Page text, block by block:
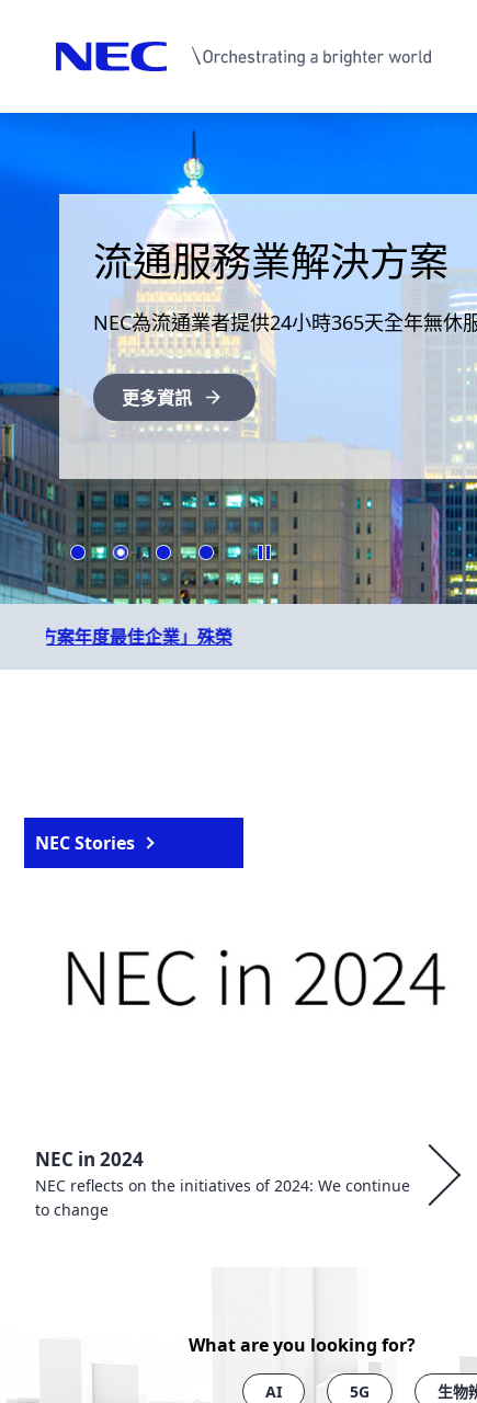
智慧航空解決方案
享受機場的無縫體驗
更多資訊
流通服務業解決方案
NEC為流通業者提供24小時365天全年無休
更多資訊
公共安全
維護更美好的未來
更多資訊
生物辨識解決方案
"Bio-IDiom"六大技術群
更多資訊
2026年3月26日 願景到落地：NEC台灣與Avaloq
NEC Stories
NEC in 2024
NEC reflects on the initiatives of 2024: We continue
to change
What are you looking for?
AI 5G 生物